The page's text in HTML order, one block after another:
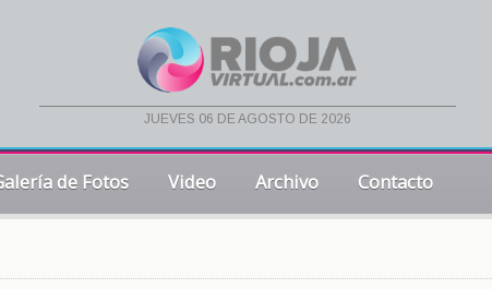
jueves 06 de agosto de 2026
de Fotos Video Archivo Contacto